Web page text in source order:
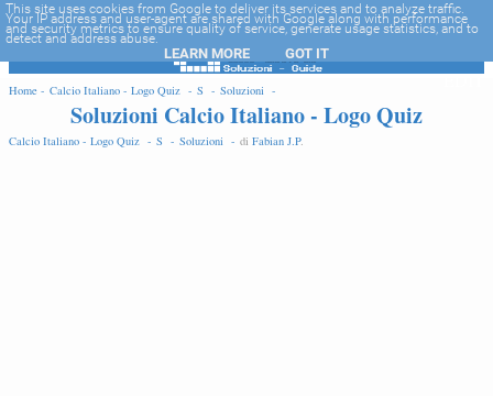
-->
Home - Calcio Italiano - Logo Quiz - S - Soluzioni -
Soluzioni Calcio Italiano - Logo Quiz
Calcio Italiano - Logo Quiz - S - Soluzioni - di Fabian J.P.
EDIT
This site uses cookies from Google to deliver its services and to analyze traffic.
Your IP address and user-agent are shared with Google along with performance
and security metrics to ensure quality of service, generate usage statistics, and to
detect and address abuse.
LEARN MORE GOT IT